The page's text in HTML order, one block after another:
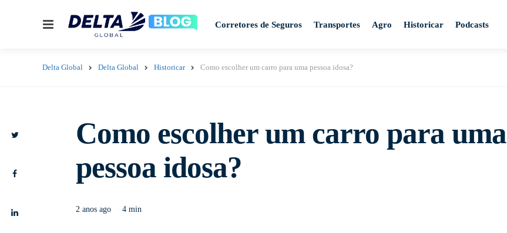
Corretores de Seguros Transportes Agro Historicar Podcasts
Delta Global Delta Global Historicar Como escolher um carro para uma pessoa idosa?
Como escolher um carro para uma
pessoa idosa?
2 anos ago 4 min